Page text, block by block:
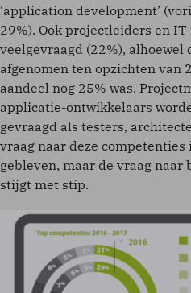
‘application development’
29%). Ook projectleiders en
veelgevraagd (22%), alhoewel
afgenomen ten opzichten van
aandeel nog 25% was.
applicatie-ontwikkelaars
gevraagd als testers,
vraag naar deze competenties
gebleven, maar de vraag naar
stijgt met stip.